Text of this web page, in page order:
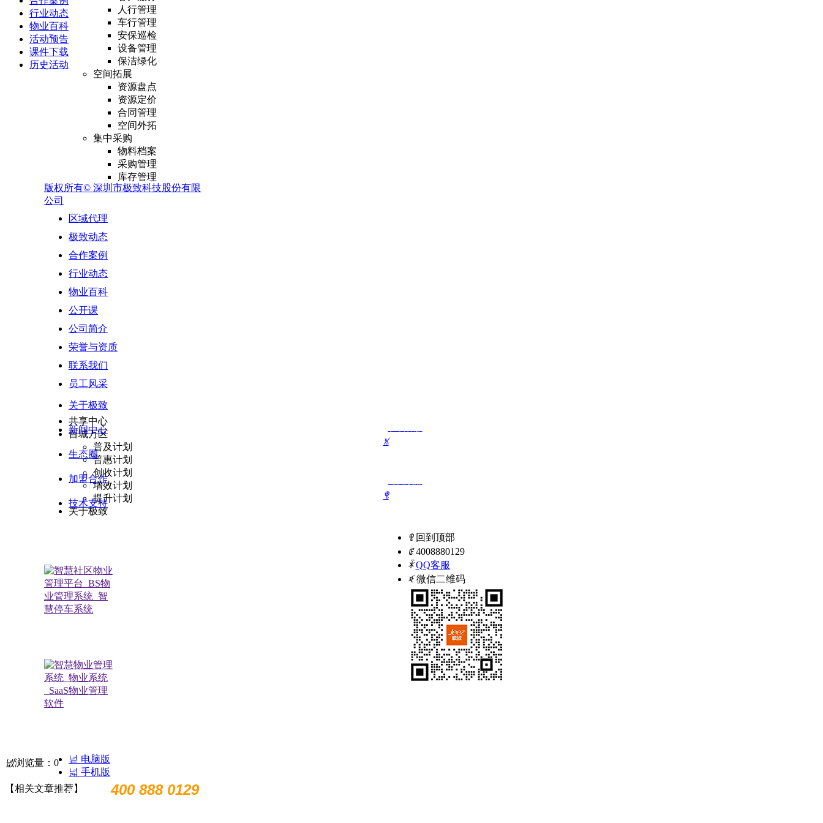
人行管理
车行管理
安保巡检
设备管理
保洁绿化
空间拓展
资源盘点
资源定价
合同管理
空间外拓
集中采购
物料档案
采购管理
库存管理
供应商管理
外包业务
增值运营
BI决策支持
智能硬件
共享中心
百城万区
普及计划
普惠计划
创收计划
增效计划
提升计划
关于极致
行业动态
物业百科
活动预告
课件下载
历史活动
넶浏览量： 0
【相关文章推荐】
版权所有© 深圳市极致科技股份有限
公司
区域代理
极致动态
合作案例
行业动态
物业百科
公开课
公司简介
荣誉与资质
联系我们
员工风采
关于极致
新闻中心
生态圈
加盟合作
技术支持
넡 电脑版
넓 手机版
售前电话：400 888 0129
ꁱ
ꁸ
联系我们
ꁸ 回到顶部
ꂅ 4008880129
ꁗ QQ客服
ꀥ 微信二维码